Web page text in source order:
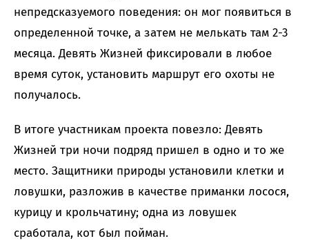
непредсказуемого поведения: он мог появиться в
определенной точке, а затем не мелькать там 2-3
месяца. Девять Жизней фиксировали в любое
время суток, установить маршрут его охоты не
получалось.
В итоге участникам проекта повезло: Девять
Жизней три ночи подряд пришел в одно и то же
место. Защитники природы установили клетки и
ловушки, разложив в качестве приманки лосося,
курицу и крольчатину; одна из ловушек
сработала, кот был пойман.